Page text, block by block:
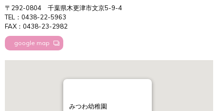
〒292-0804
千葉県木更津市文京5-9-4
TEL：0438-22-5963
FAX：0438-23-2982
google map
みつわ幼稚園